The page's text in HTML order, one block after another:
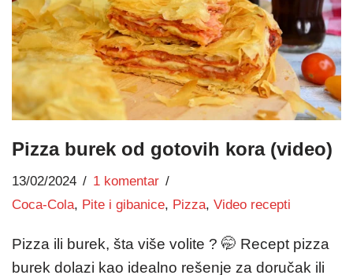
Pizza burek od gotovih kora (video)
13/02/2024
1 komentar
Coca-Cola, Pite i gibanice, Pizza, Video recepti
Pizza ili burek, šta više volite ? 🤭 Recept pizza
burek dolazi kao idealno rešenje za doručak ili